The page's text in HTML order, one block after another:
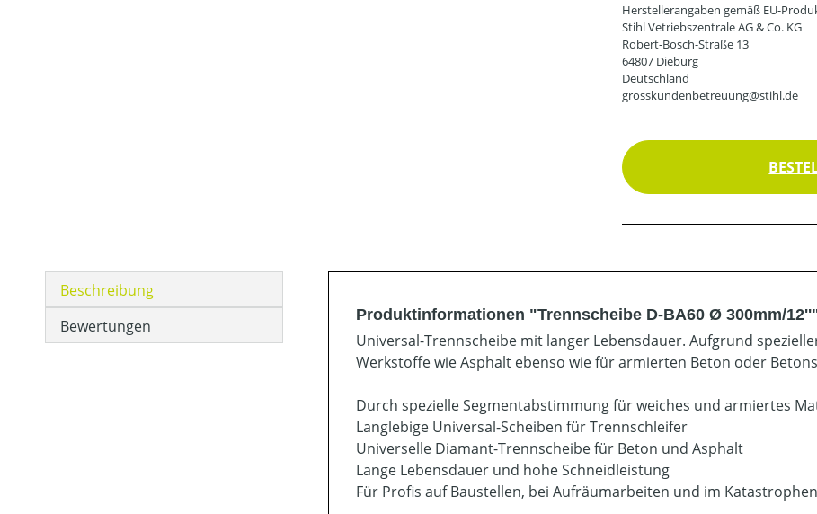
Herstellerangaben gemäß EU-
Stihl Vetriebszentrale AG & Co. KG
Robert-Bosch-Straße 13
64807 Dieburg
Deutschland
grosskundenbetreuung@stihl.de
Beschreibung
Bewertungen
Produktinformationen "Trennscheibe D-BA60 Ø 300mm/
Universal-Trennscheibe mit langer Lebensdauer. Aufgrund
Werkstoffe wie Asphalt ebenso wie für armierten Beton oder
Durch spezielle Segmentabstimmung für weiches und armiertes
Langlebige Universal-Scheiben für Trennschleifer
Universelle Diamant-Trennscheibe für Beton und Asphalt
Lange Lebensdauer und hohe Schneidleistung
Für Profis auf Baustellen, bei Aufräumarbeiten und im